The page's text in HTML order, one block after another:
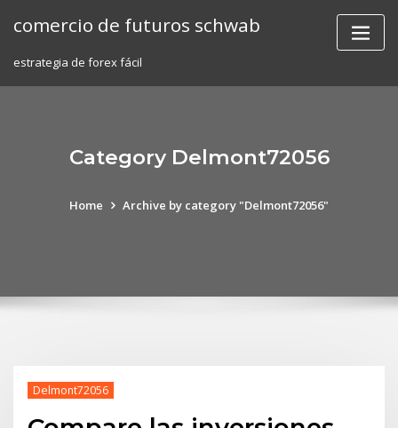
comercio de futuros schwab
estrategia de forex fácil
Category Delmont72056
Home Archive by category "Delmont72056"
Delmont72056